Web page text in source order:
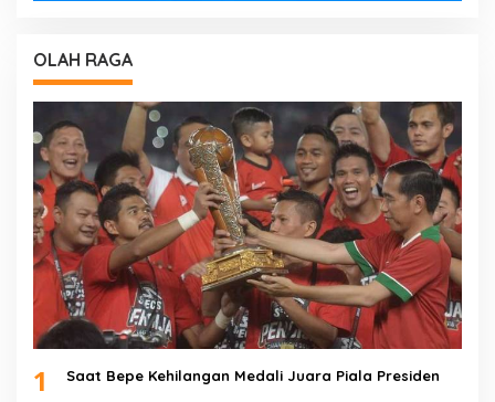
OLAH RAGA
1 Saat Bepe Kehilangan Medali Juara Piala Presiden